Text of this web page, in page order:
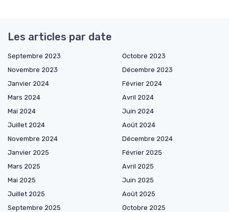
Les articles par date
Septembre 2023
Octobre 2023
Novembre 2023
Décembre 2023
Janvier 2024
Février 2024
Mars 2024
Avril 2024
Mai 2024
Juin 2024
Juillet 2024
Août 2024
Novembre 2024
Décembre 2024
Janvier 2025
Février 2025
Mars 2025
Avril 2025
Mai 2025
Juin 2025
Juillet 2025
Août 2025
Septembre 2025
Octobre 2025